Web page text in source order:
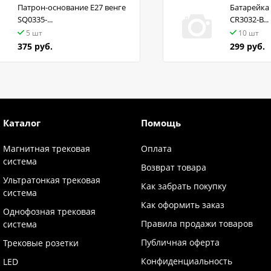
Патрон-основание Е27 венге
SQ0335-...
5 шт
375 руб.
CR3032-B...
10 шт
299 руб.
Каталог
Магнитная трековая
система
Ультратонкая трековая
система
Однофозная трековая
система
Трековые розетки
LED
Помощь
Оплата
Возврат товара
Как забрать покупку
Как оформить заказ
Правила продажи товаров
Публичная оферта
Конфиденциальность